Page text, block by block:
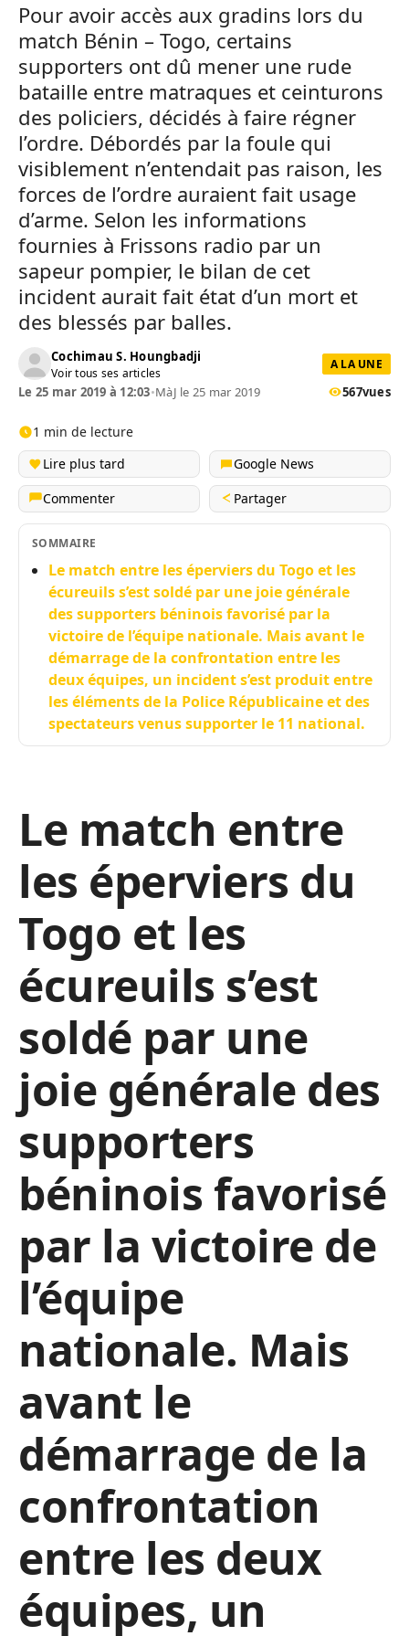
Pour avoir accès aux gradins lors du
match Bénin – Togo, certains
supporters ont dû mener une rude
bataille entre matraques et ceinturons
des policiers, décidés à faire régner
l’ordre. Débordés par la foule qui
visiblement n’entendait pas raison, les
forces de l’ordre auraient fait usage
d’arme. Selon les informations
fournies à Frissons radio par un
sapeur pompier, le bilan de cet
incident aurait fait état d’un mort et
des blessés par balles.
Cochimau S. Houngbadji
Voir tous ses articles
A LA UNE
Le 25 mar 2019 à 12:03•MàJ le 25 mar 2019 567vues
1 min de lecture
Lire plus tard
Google News
Commenter
Partager
SOMMAIRE
Le match entre les éperviers du Togo et les
écureuils s’est soldé par une joie générale
des supporters béninois favorisé par la
victoire de l’équipe nationale. Mais avant le
démarrage de la confrontation entre les
deux équipes, un incident s’est produit entre
les éléments de la Police Républicaine et des
spectateurs venus supporter le 11 national.
Le match entre
les éperviers du
Togo et les
écureuils s’est
soldé par une
joie générale des
supporters
béninois favorisé
par la victoire de
l’équipe
nationale. Mais
avant le
démarrage de la
confrontation
entre les deux
équipes, un